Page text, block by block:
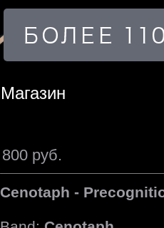
Магазин
800 руб.
Cenotaph -